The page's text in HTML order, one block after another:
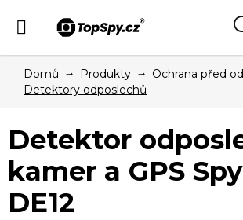
Domů Produkty
Ochrana před
Detektory odposlechů
Detektor
kamer a GPS
DE12